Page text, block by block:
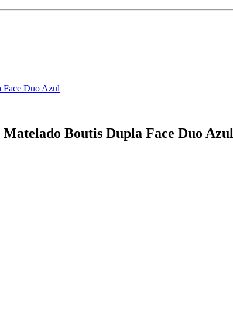
Face Duo Azul
Boutis Dupla Face Duo Azul